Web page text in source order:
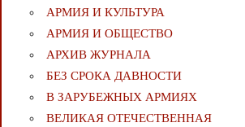
АРМИЯ И КУЛЬТУРА
АРМИЯ И ОБЩЕСТВО
АРХИВ ЖУРНАЛА
БЕЗ СРОКА ДАВНОСТИ
В ЗАРУБЕЖНЫХ АРМИЯХ
ВЕЛИКАЯ ОТЕЧЕСТВЕННАЯ